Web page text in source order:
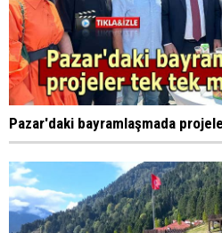
Pazar'daki bayramlaşmada